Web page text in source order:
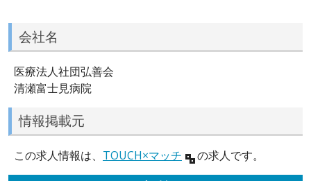
会社名
医療法人社団弘善会
清瀬富士見病院
情報掲載元
この求人情報は、 TOUCH×マッチ の求人です。